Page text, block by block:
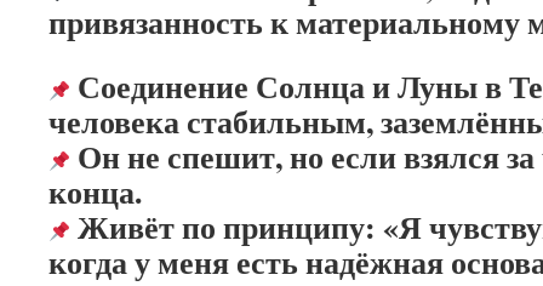
привязанность к материальному
Соединение Солнца и Луны в
человека стабильным,
Он не спешит, но если взялся за
конца.
Живёт по принципу: «Я
когда у меня есть надёжная